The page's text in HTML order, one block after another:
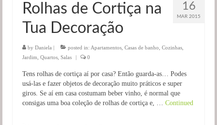
16
MAR 2015
Rolhas de Cortiça na
Tua Decoração
by Daniela | posted in: Apartamentos Casas de banho Cozinhas
Jardim Quartos Salas | 0
Tens rolhas de cortiça aí por casa? Então guarda-as… Podes
usá-las e fazer objetos de decoração muito práticos e super
giros. Se aí em casa costumam beber vinho, é normal que
consigas uma boa coleção de rolhas de cortiça e, … Continued